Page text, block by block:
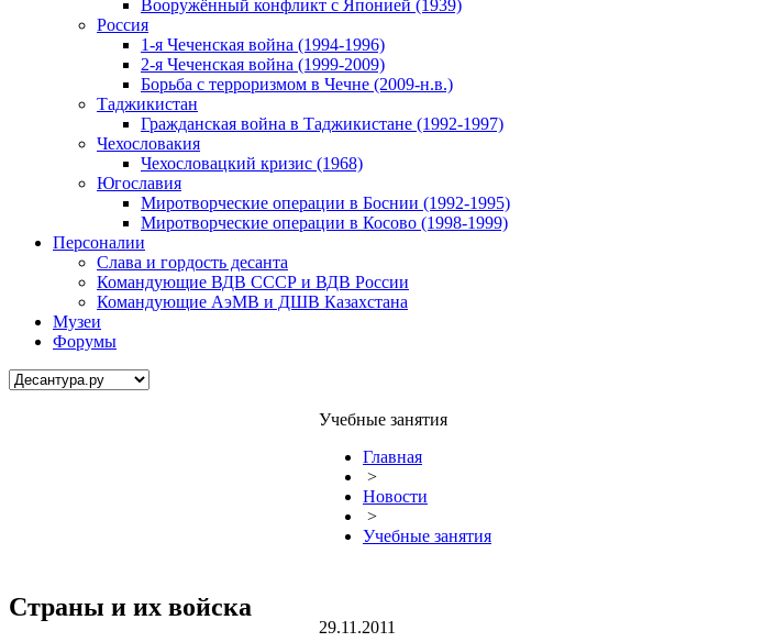
Вооружённый конфликт с Японией (1939)
Россия
1-я Чеченская война (1994-1996)
2-я Чеченская война (1999-2009)
Борьба с терроризмом в Чечне (2009-н.в.)
Таджикистан
Гражданская война в Таджикистане (1992-1997)
Чехословакия
Чехословацкий кризис (1968)
Югославия
Миротворческие операции в Боснии (1992-1995)
Миротворческие операции в Косово (1998-1999)
Персоналии
Слава и гордость десанта
Командующие ВДВ СССР и ВДВ России
Командующие АэМВ и ДШВ Казахстана
Музеи
Форумы
Страны и их войска
Учебные занятия
Главная
>
Новости
>
Учебные занятия
29.11.2011